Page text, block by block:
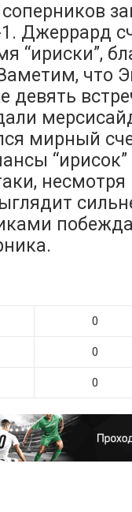
Джеррард
“ириски”,
что
девять
мирный
несмотря
0
0
0